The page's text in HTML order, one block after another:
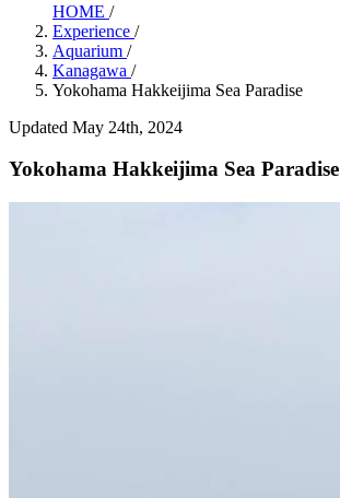
HOME /
Experience /
Aquarium /
Kanagawa /
Yokohama Hakkeijima Sea Paradise
Updated May 24th, 2024
Yokohama Hakkeijima Sea Paradise